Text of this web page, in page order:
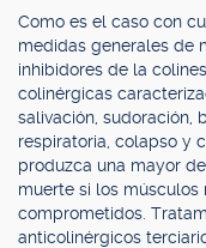
Como es el caso con
medidas generales de
inhibidores de la
colinérgicas
salivación, sudoración,
respiratoria, colapso y
produzca una mayor
muerte si los músculos
comprometidos.
anticolinérgicos